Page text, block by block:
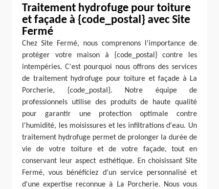
Traitement hydrofuge pour toiture
et façade à {code_postal} avec Site
Fermé
Chez Site Fermé, nous comprenons l'importance de
protéger votre maison à {code_postal} contre les
intempéries. C'est pourquoi nous offrons des services
de traitement hydrofuge pour toiture et façade à La
Porcherie, {code_postal}. Notre équipe de
professionnels utilise des produits de haute qualité
pour garantir une protection optimale contre
l'humidité, les moisissures et les infiltrations d'eau. Un
traitement hydrofuge permet de prolonger la durée de
vie de votre toiture et de votre façade, tout en
conservant leur aspect esthétique. En choisissant Site
Fermé, vous bénéficiez d'un service personnalisé et
d'une expertise reconnue à La Porcherie. Nous vous